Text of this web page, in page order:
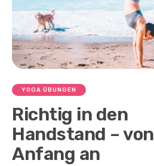
YOGA ÜBUNGEN
Richtig in den
Handstand – von
Anfang an